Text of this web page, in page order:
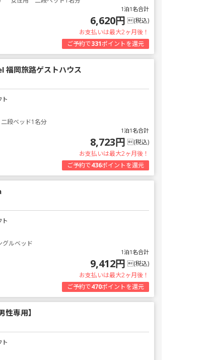
1泊1名合計
6,620円 (税込)
お支払いは最大2ヶ月後！
ご予約で331ポイントを還元
岡旅路ゲストハウス
段ベッド1名分
1泊1名合計
8,723円 (税込)
お支払いは最大2ヶ月後！
ご予約で436ポイントを還元
グルベッド
1泊1名合計
9,412円 (税込)
お支払いは最大2ヶ月後！
ご予約で470ポイントを還元
専用】